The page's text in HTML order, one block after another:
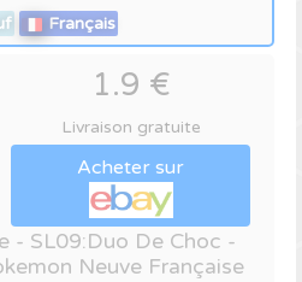
Français
1.9 €
Livraison gratuite
Acheter sur
- SL09:Duo De Choc -
Neuve Française